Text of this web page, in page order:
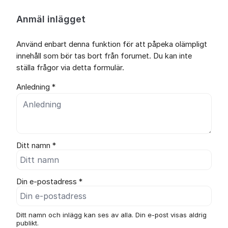
Anmäl inlägget
Använd enbart denna funktion för att påpeka olämpligt
innehåll som bör tas bort från forumet. Du kan inte
ställa frågor via detta formulär.
Anledning *
Ditt namn *
Din e-postadress *
Ditt namn och inlägg kan ses av alla. Din e-post visas aldrig
publikt.